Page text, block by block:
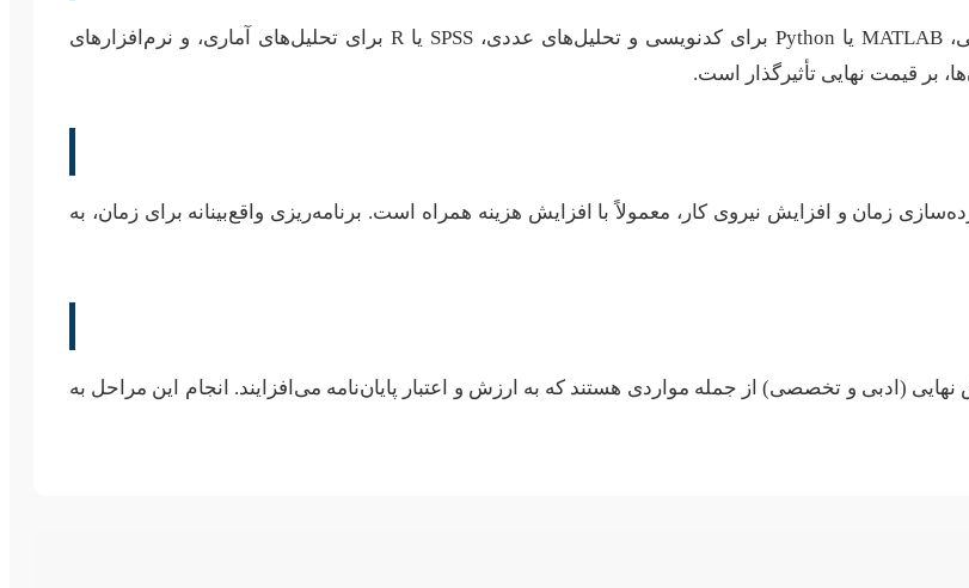
استفاده از نرم‌افزارهای پیشرفته مانند ArcGIS برای تحلیل‌های مکانی، MATLAB یا Python برای کدنویسی و تحلیل‌های عددی، SPSS یا R برای تحلیل‌های آماری، و نرم‌افزارهای
بر قیمت نهایی تأثیرگذار است.
زمان و افزایش نیروی کار، معمولاً با افزایش هزینه همراه است. برنامه‌ریزی واقع‌بینانه برای زمان، به
(ادبی و تخصصی) از جمله مواردی هستند که به ارزش و اعتبار پایان‌نامه می‌افزایند. انجام این مراحل به